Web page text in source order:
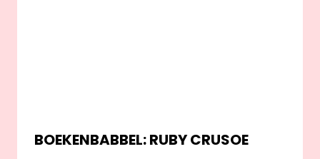
BOEKENBABBEL: RUBY CRUSOE